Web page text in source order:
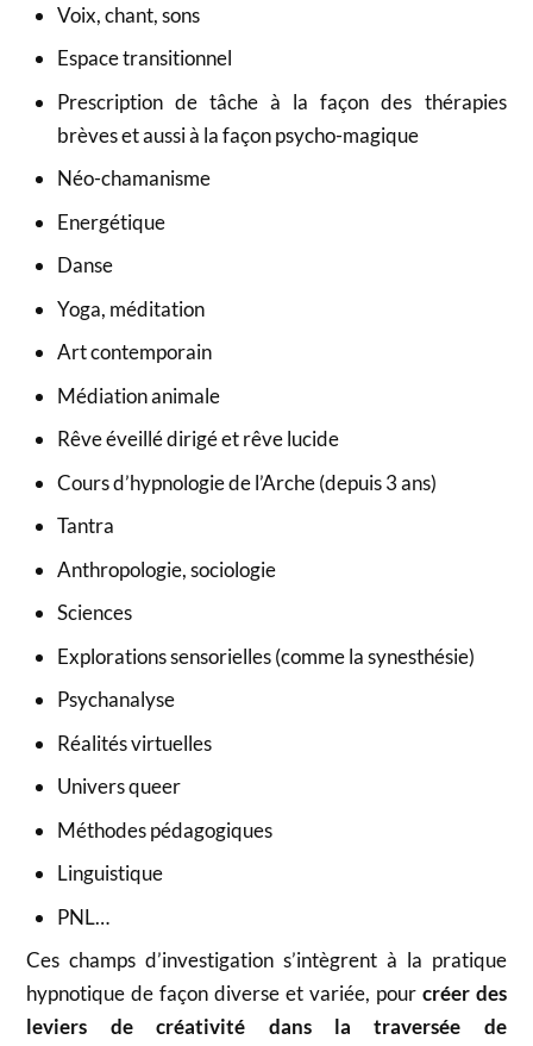
Voix, chant, sons
Espace transitionnel
Prescription de tâche à la façon des thérapies
brèves et aussi à la façon psycho-magique
Néo-chamanisme
Energétique
Danse
Yoga, méditation
Art contemporain
Médiation animale
Rêve éveillé dirigé et rêve lucide
Cours d’hypnologie de l’Arche (depuis 3 ans)
Tantra
Anthropologie, sociologie
Sciences
Explorations sensorielles (comme la synesthésie)
Psychanalyse
Réalités virtuelles
Univers queer
Méthodes pédagogiques
Linguistique
PNL…
Ces champs d’investigation s’intègrent à la pratique
hypnotique de façon diverse et variée, pour créer des
leviers de créativité
dans la traversée de